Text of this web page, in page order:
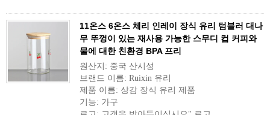
11온스 6온스 체리 인레이 장식 유리 텀블러 대나
무 뚜껑이 있는 재사용 가능한 스무디 컵 커피와
물에 대한 친환경 BPA 프리
원산지: 중국 산시성
브랜드 이름: Ruixin 유리
제품 이름: 상감 장식 유리 제품
기능: 가구